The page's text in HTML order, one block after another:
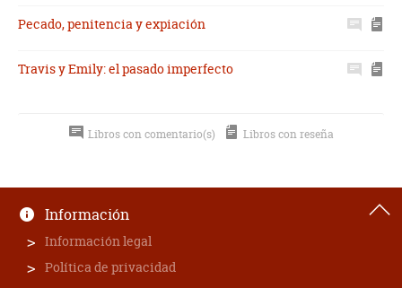
Pecado, penitencia y expiación
Travis y Emily: el pasado imperfecto
Libros con comentario(s) Libros con reseña
Información
Información legal
Política de privacidad